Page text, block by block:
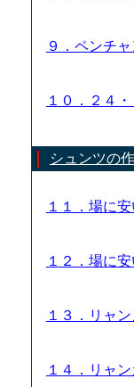
９．ペンチ
１０．２４
シュンツの
１１．場に
１２．場に
１３．リャ
１４．リャ